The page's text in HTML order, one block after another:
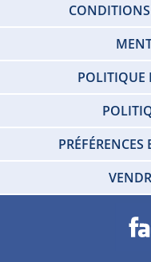
CONDITIONS
POLITIQUE